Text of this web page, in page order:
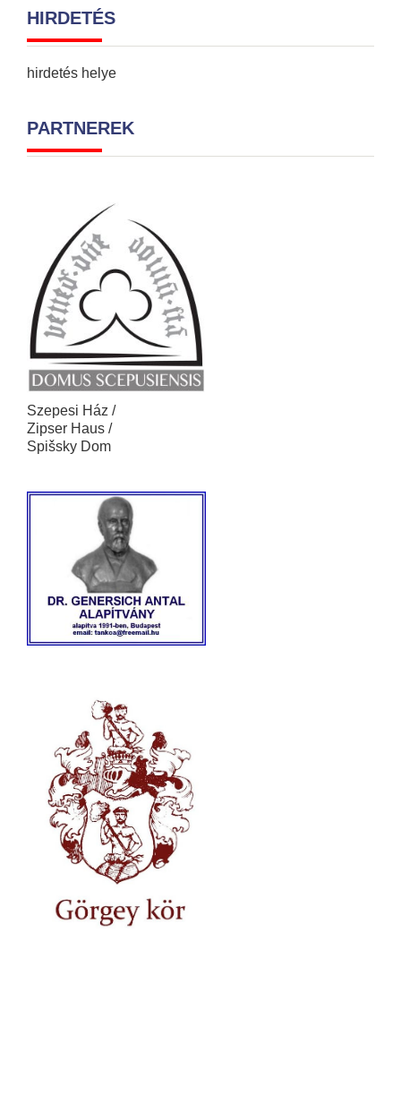
HIRDETÉS
hirdetés helye
PARTNEREK
Szepesi Ház /
Zipser Haus /
Spišsky Dom